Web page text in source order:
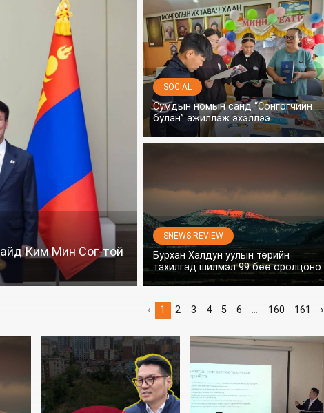
Ким Мин Сог-той
SOCIAL
Сумдын номын санд “Сонгогчийн
булан” ажиллаж эхэллээ
SNEWS REVIEW
Бурхан Халдун уулын төрийн
тахилгад шилмэл 99 бөө оролцоно
‹ 1 2 3 4 5 6 ... 160 161 ›